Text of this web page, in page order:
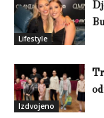
Lifestyle
Izdvojeno